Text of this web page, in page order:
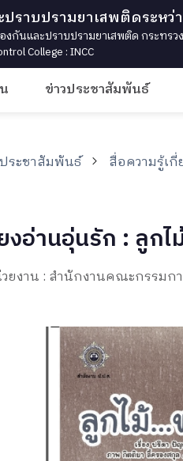
ราบปรามยาเสพติดระหว่
กันและปราบปรามยาเสพติด กระทรว
College : INCC
ข่าวประชาสัมพันธ์
ระชาสัมพันธ์ สื่อความรู้เ
อ่านอุ่นรัก : ลูกไ
ยงาน : สำนักงานคณะกรรมก